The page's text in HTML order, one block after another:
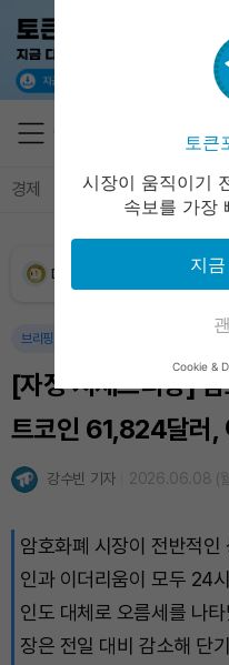
경제 마켓 정책 정치
Solana (SOL)
Dogecoin (DOGE)
Bitcoin (BTC)
브리핑
[자정 시세브리핑]
트코인 61,824달러,
강수빈 기자 2026.06.08 (
암호화폐 시장이 전반적
인과 이더리움이 모두 24
인도 대체로 오름세를 나
장은 전일 대비 감소해 단
토큰
시장이 움직이기
속보를 가장
지
Cookie &